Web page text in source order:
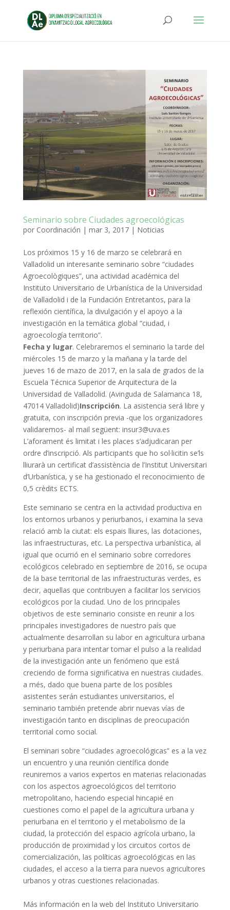
Seminario sobre Ciudades agroecológicas
por Coordinación | mar 3, 2017| Noticias
Los próximos 15 y 16 de marzo se celebrará en
Valladolid un interesante seminario sobre “ciudades
Agroecològiques”, una actividad académica del
Instituto Universitario de Urbanística de la Universidad
de Valladolid i de la Fundación Entretantos, para la
reflexión científica, la divulgación y el apoyo a la
investigación en la temática global “ciudad, i
agroecologíaterritorio”.
Fecha y lugar. Celebraremos el seminario la tarde del
miércoles 15 de marzo y la mañana y la tarde del
jueves 16 de mazo de 2017, en la sala de grados de la
Escuela Técnica Superior de Arquitectura de la
Universidad de Valladolid. (Avinguda de Salamanca 18,
47014 Valladolid)Inscripción. La asistencia será libre y
gratuita, con inscripción previa -que los organizadores
validaremos- al mail següent: insur3@uva.es
L’aforament és limitat i les places s’adjudicaran per
ordre d’inscripció. Als participants que ho sol·licitin se’ls
lliurarà un certificat d’assistència de l’Institut Universitari
d’Urbanística, y se ha gestionado el reconocimiento de
0,5 crèdits ECTS.
Este seminario se centra en la actividad productiva en
los entornos urbanos y periurbanos, i examina la seva
relació amb la ciutat: els espais lliures, las dotaciones,
las infraestructuras, etc. La perspectiva urbanística, al
igual que ocurrió en el seminario sobre corredores
ecológicos celebrado en septiembre de 2016, se ocupa
de la base territorial de las infraestructuras verdes, es
decir, aquellas que contribuyen a facilitar los servicios
ecológicos por la ciudad. Uno de los principales
objetivos de este seminario consiste en reunir a los
principales investigadores de nuestro país que
actualmente desarrollan su labor en agricultura urbana
y periurbana para intentar tomar el pulso a la realidad
de la investigación ante un fenómeno que está
creciendo de forma significativa en nuestras ciudades.
a més, dado que buena parte de los posibles
asistentes serán estudiantes universitarios, el
seminario también pretende abrir nuevas vías de
investigación tanto en disciplinas de preocupación
territorial como social.
El seminari sobre “ciudades agroecológicas” es a la vez
un encuentro y una reunión científica donde
reuniremos a varios expertos en materias relacionadas
con los aspectos agroecológicos del territorio
metropolitano, haciendo especial hincapié en
cuestiones como el papel de la agricultura urbana y
periurbana en el territorio y el metabolismo de la
ciudad, la protección del espacio agrícola urbano, la
producción de proximidad y los circuitos cortos de
comercialización, las políticas agroecológicas en las
ciudades, el acceso a la tierra para nuevos agricultores
urbanos y otras cuestiones relacionadas.
Más información en la web del Instituto Universitario